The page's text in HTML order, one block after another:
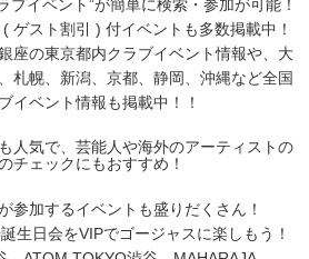
ブイベント”が簡単に検索・参加が可能！
ゲスト割引 ) 付イベントも多数掲載中！
座の東京都内クラブイベント情報や、大
札幌、新潟、京都、静岡、沖縄など全国
イベント情報も掲載中！！
人気で、芸能人や海外のアーティストの
チェックにもおすすめ！
参加するイベントも盛りだくさん！
生日会をVIPでゴージャスに楽しもう！